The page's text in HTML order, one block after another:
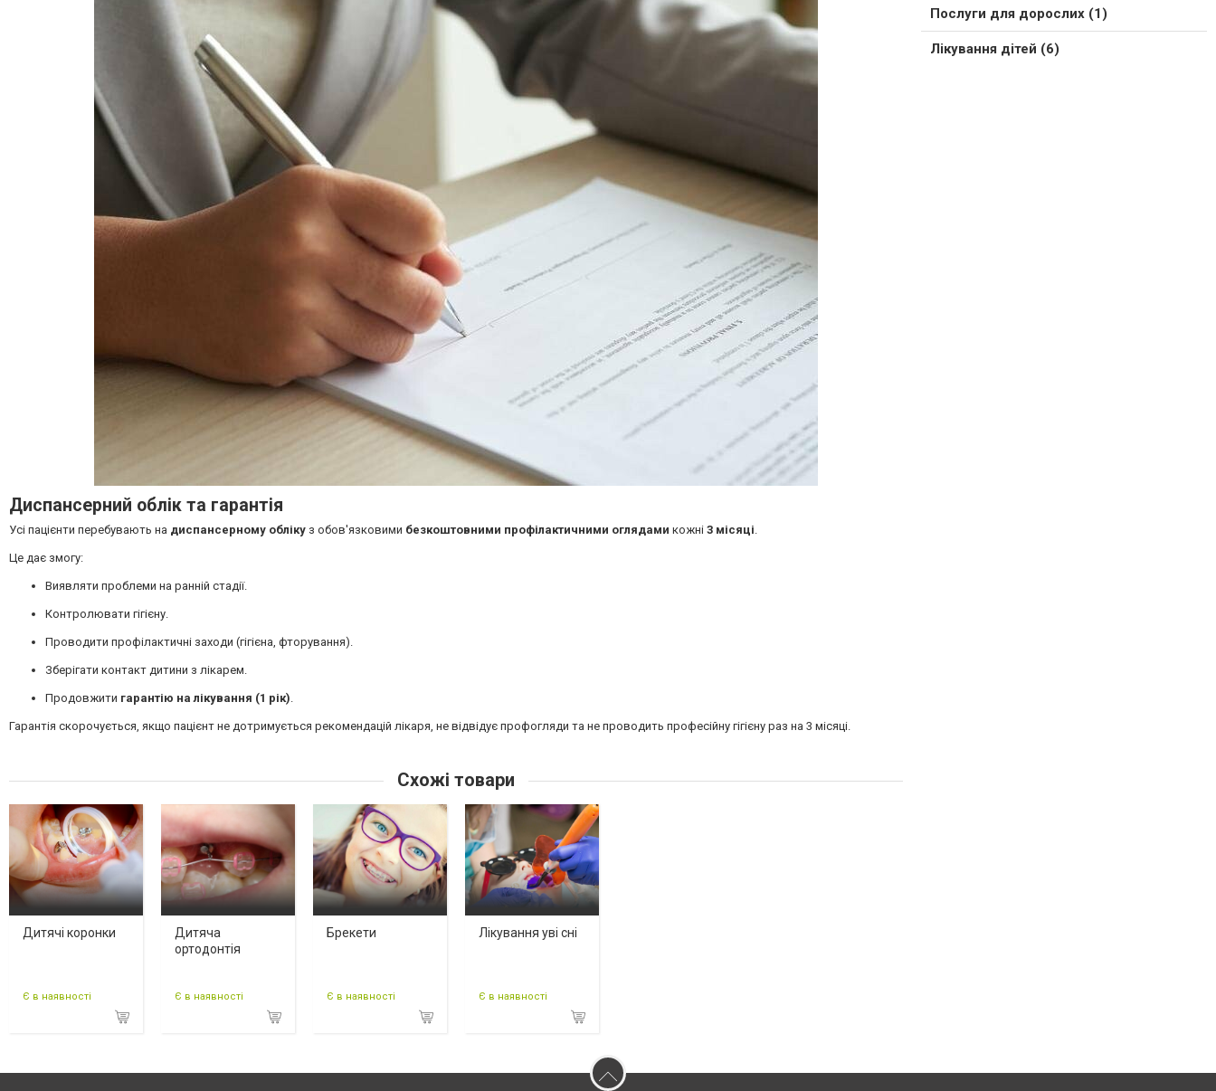
Диспансерний облік та гарантія
Усі пацієнти перебувають на диспансерному обліку з обов'язковими безкоштовними профілактичними оглядами кожні 3 місяці
Це дає змогу:
Виявляти проблеми на ранній стадії.
Контролювати гігієну.
Проводити профілактичні заходи (гігієна, фторування).
Зберігати контакт дитини з лікарем.
Продовжити гарантію на лікування (1 рік)
Гарантія скорочується, якщо пацієнт не дотримується рекомендацій лікаря, не відвідує профогляди та не проводить професійну гігієну раз на 3 місяці.
Послуги для дорослих (1)
Лікування дітей (6)
Схожі товари
Дитячі коронки
Є в наявності
Дитяча
ортодонтія
Є в наявності
Брекети
Є в наявності
Лікування уві сні
Є в наявності